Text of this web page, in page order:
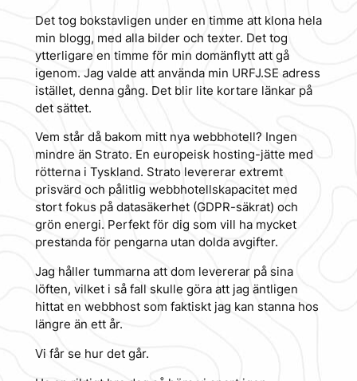
Det tog bokstavligen under en timme att klona hela
min blogg, med alla bilder och texter. Det tog
ytterligare en timme för min domänflytt att gå
igenom. Jag valde att använda min URFJ.SE adress
istället, denna gång. Det blir lite kortare länkar på
det sättet.
Vem står då bakom mitt nya webbhotell? Ingen
mindre än Strato. En europeisk hosting-jätte med
rötterna i Tyskland. Strato levererar extremt
prisvärd och pålitlig webbhotellskapacitet med
stort fokus på datasäkerhet (GDPR-säkrat) och
grön energi. Perfekt för dig som vill ha mycket
prestanda för pengarna utan dolda avgifter.
Jag håller tummarna att dom levererar på sina
löften, vilket i så fall skulle göra att jag äntligen
hittat en webbhost som faktiskt jag kan stanna hos
längre än ett år.
Vi får se hur det går.